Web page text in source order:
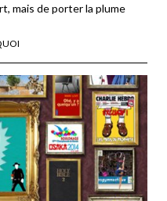
mais de porter la plume